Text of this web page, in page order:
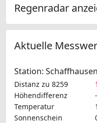
Regenradar
Aktuelle
Station:
Distanz zu 8259
Höhendifferenz
Temperatur
Sonnenschein